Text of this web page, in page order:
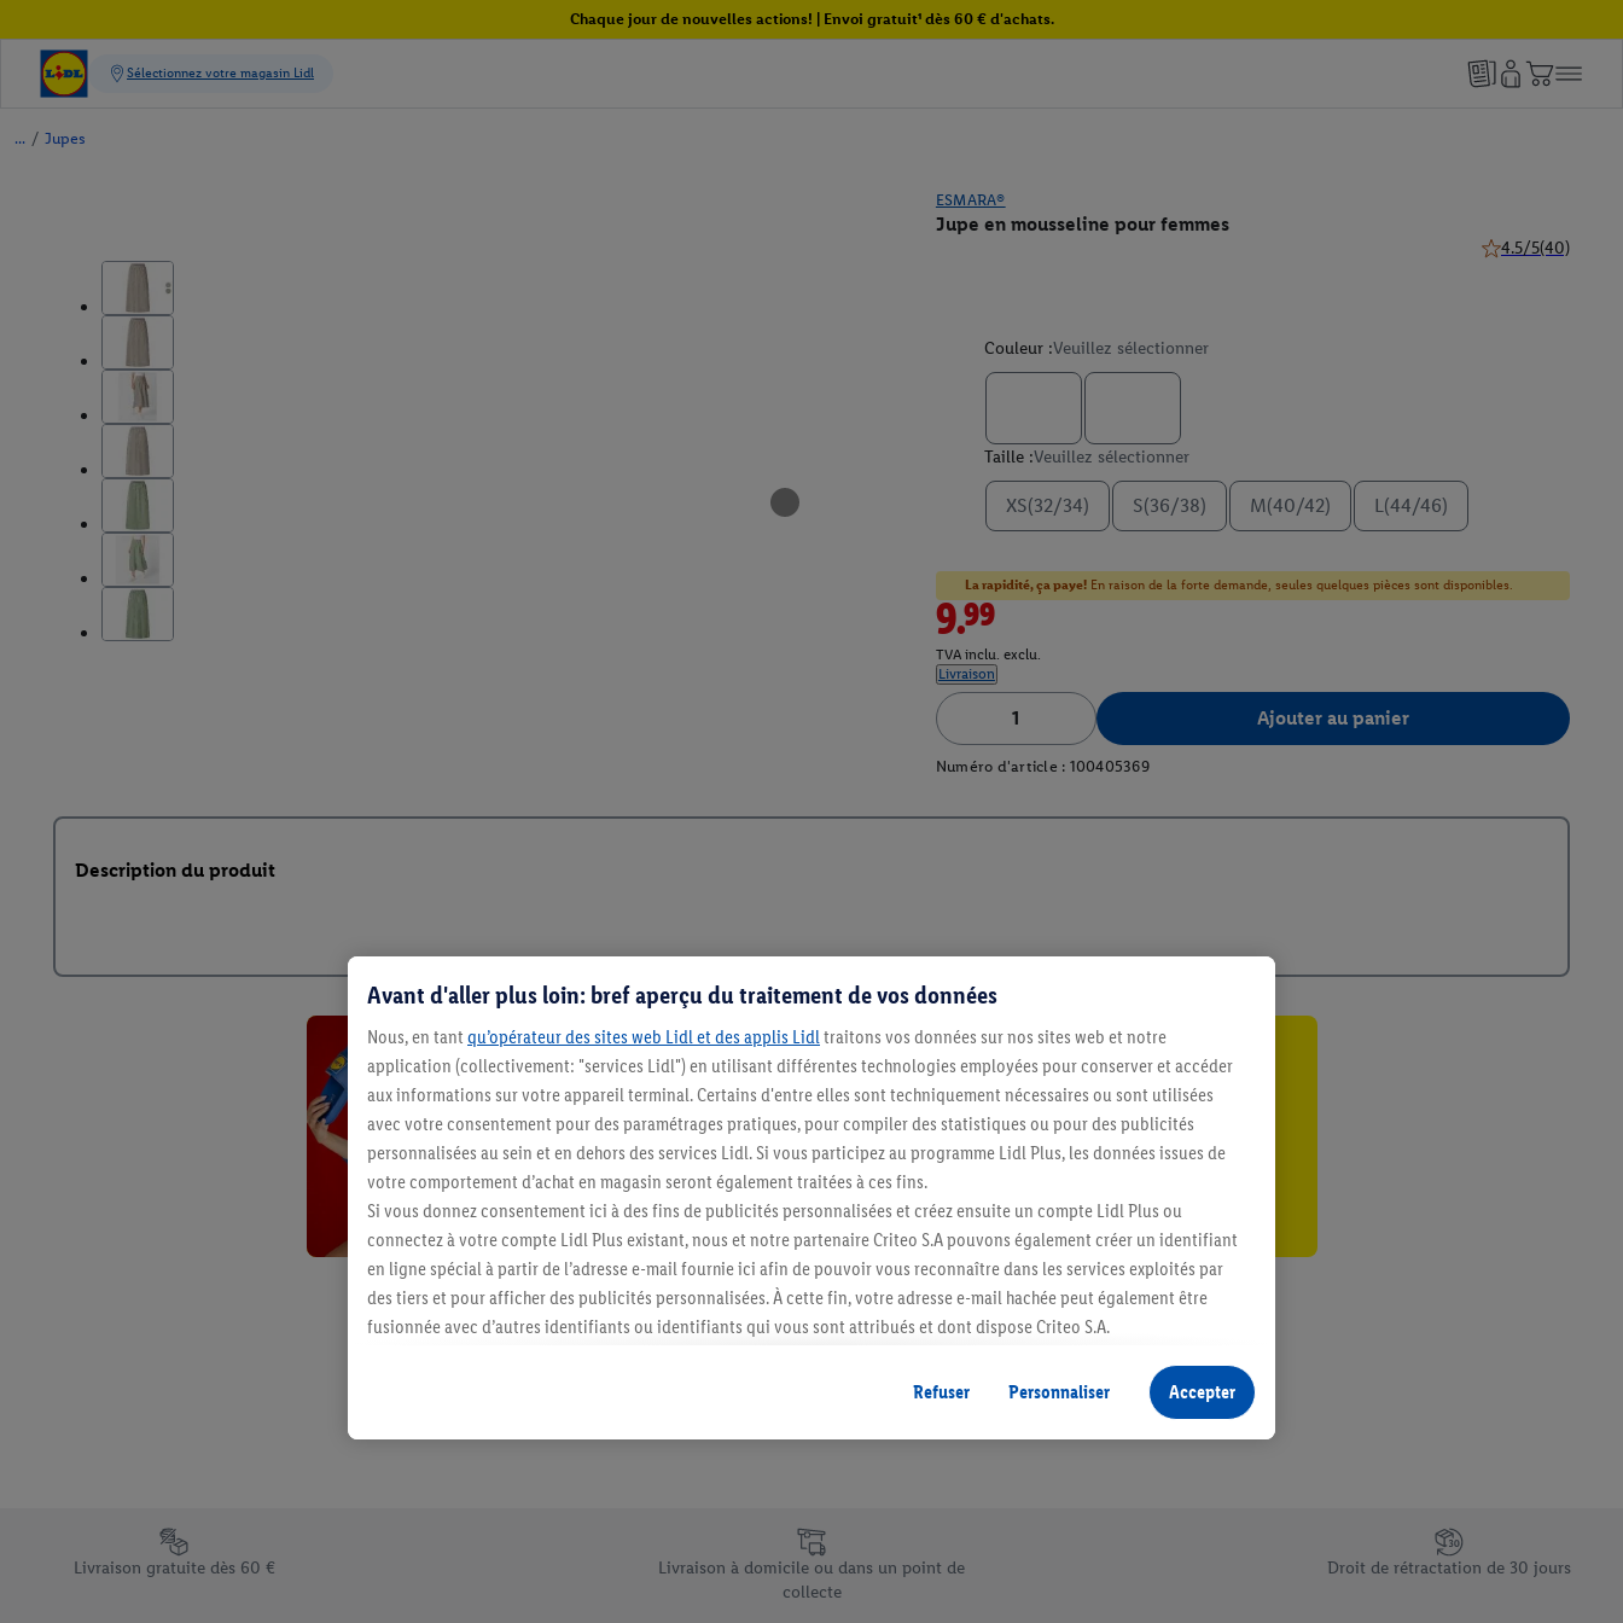
Chaque jour de nouvelles actions! | Envoi gratuit¹ dès 60 € d'achats.
/ Jupes
ESMARA®
Jupe en mousseline pour femmes
4.5/5(40)
Couleur :Veuillez sélectionner
Taille :Veuillez sélectionner
XS(32/34) S(36/38) M(40/42) L(44/46)
La rapidité, ça paye!En raison de la forte demande, seules quelques pièces sont disponibles.
9.99
TVA inclu. exclu.
Livraison
Ajouter au panier
Numéro d'article : 100405369
Description du produit
Restez au courant
Abonnez-vous à la newsletter
S'abonner
Élément du pied de page avec les différents arguments de vente uniques de Lidl.be
Livraison gratuite dès 60 €
Livraison à domicile ou dans un point de
collecte
Droit de rétractation de 30 jours
Avant d'aller plus loin: bref aperçu du traitement de vos données
Nous, en tant qu’opérateur des sites web Lidl et des applis Lidltraitons vos données sur nos sites web et notre
application (collectivement: "services Lidl") en utilisant différentes technologies employées pour conserver et accéder
aux informations sur votre appareil terminal. Certains d'entre elles sont techniquement nécessaires ou sont utilisées
avec votre consentement pour des paramétrages pratiques, pour compiler des statistiques ou pour des publicités
personnalisées au sein et en dehors des services Lidl. Si vous participez au programme Lidl Plus, les données issues de
votre comportement d’achat en magasin seront également traitées à ces fins.
Si vous donnez consentement ici à des fins de publicités personnalisées et créez ensuite un compte Lidl Plus ou
connectez à votre compte Lidl Plus existant, nous et notre partenaire Criteo S.A pouvons également créer un identifiant
en ligne spécial à partir de l’adresse e-mail fournie ici afin de pouvoir vous reconnaître dans les services exploités par
des tiers et pour afficher des publicités personnalisées. À cette fin, votre adresse e-mail hachée peut également être
fusionnée avec d’autres identifiants ou identifiants qui vous sont attribués et dont dispose Criteo S.A.
vous avez montré de l’intérêt (par exemple en plaçant le produit dans un panier d’un webshop mais sans procéder à
l’achat) peuvent également être affichées sur plusieurs apppareils et plusieurs services de Lidl si plusieurs terminaux ou
plusieurs services de Lidl peuvent vous être attribués en utilisant votre adresse e-mail hachée et, le cas échéant, d’autres
En cliquant sur « Refuser », vous pouvez autoriser uniquement l’utilisation des technologies nécessaires. En cliquant sur
« Accepter », vous autorisez tous les traitements pour toutes les finalités susmentionnées. Vous trouverez de plus amples
Refuser Personnaliser Accepter